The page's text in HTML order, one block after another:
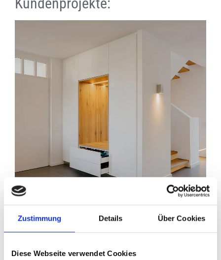
Zustimmung Details Über Cookies
Diese Webseite verwendet Cookies